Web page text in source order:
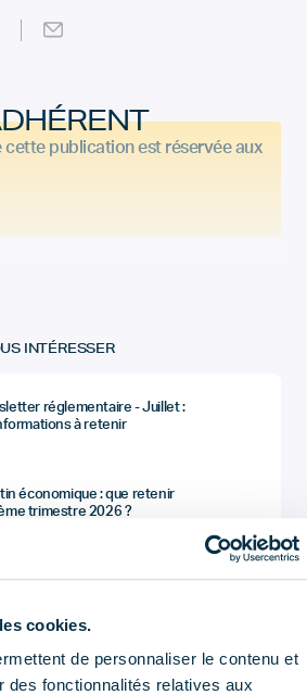
cookies.
de personnaliser le contenu et
des fonctionnalités relatives aux
cette publication est réservée aux
INTÉRESSER
réglementaire - Juillet :
à retenir
économique : que retenir
trimestre 2026 ?
?